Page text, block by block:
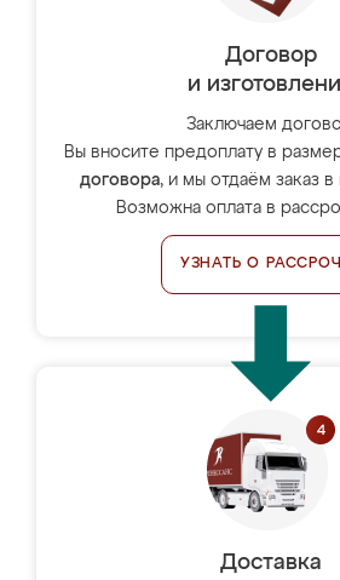
Договор
и
Заключаем
Вы вносите предоплату в
договора, и мы отдаём заказ в
Возможна оплата в
УЗНАТЬ О
Доставка